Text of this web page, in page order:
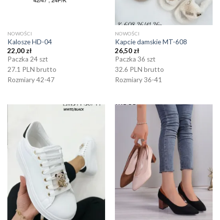
NOWOŚCI
Kalosze HD-04
22,00zł
Paczka 24 szt
27.1 PLN brutto
Rozmiary 42-47
NOWOŚCI
Kapcie damskie MT-608
26,50zł
Paczka 36 szt
32.6 PLN brutto
Rozmiary 36-41